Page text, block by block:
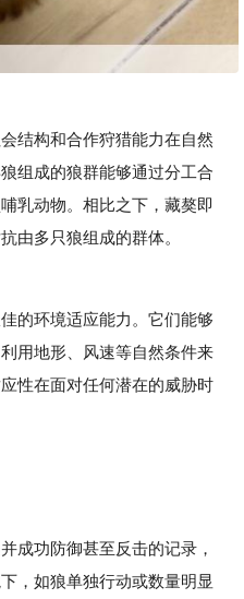
构和合作狩猎能力在自然
组成的狼群能够通过分工合
乳动物。相比之下，藏獒即
由多只狼组成的群体。
环境适应能力。它们能够
用地形、风速等自然条件来
性在面对任何潜在的威胁时
功防御甚至反击的记录，
，如狼单独行动或数量明显